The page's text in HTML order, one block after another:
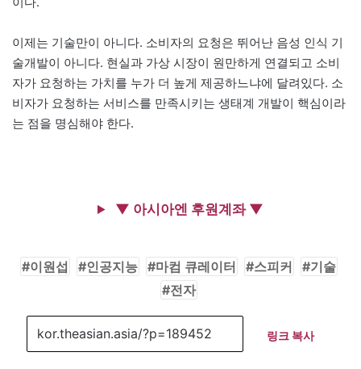
이제는 기술만이 아니다. 소비자의 요청은 뛰어난 음성 인식 기
술개발이 아니다. 현실과 가상 시장이 원만하게 연결되고 소비
자가 요청하는 가치를 누가 더 높게 제공하느냐에 달려있다. 소
비자가 요청하는 서비스를 만족시키는 생태계 개발이 핵심이라
는 점을 명심해야 한다.
▼ 아시아엔 후원계좌 ▼
이원섭 인공지능 마컴 큐레이터 스피커
기술
전자
링크 복사